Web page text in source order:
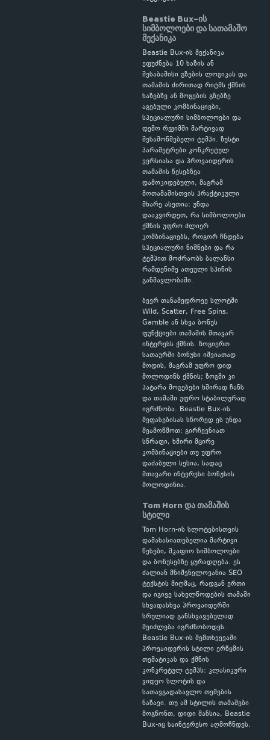
Beastie Bux-ის
სიმბოლოები და სათამაშო
მექანიკა
Beastie Bux-ის მექანიკა
ეფუძნება 10 ხაზის ან
შესაბამისი გზების ლოგიკას და
თამაშის ძირითად რიტმს ქმნის
ხაზებზე ან მოგების გზებზე
აგებული კომბინაციები,
სპეციალური სიმბოლოები და
დემო რეჟიმში მარტივად
შესამოწმებელი ტემპი. ზუსტი
პარამეტრები კონკრეტულ
ვერსიასა და პროვაიდერის
თამაშის წესებზეა
დამოკიდებული, მაგრამ
მოთამაშისთვის პრაქტიკული
მხარე ასეთია: უნდა
დააკვირდეთ, რა სიმბოლოები
ქმნის უფრო ძლიერ
კომბინაციებს, როგორ ჩნდება
სპეციალური ნიშნები და რა
ტემპით მოძრაობს ბალანსი
რამდენიმე ათეული სპინის
განმავლობაში.
ბევრ თანამედროვე სლოტში
Wild, Scatter, Free Spins,
Gamble ან სხვა ბონუს
ფუნქციები თამაშის მთავარ
ინტერესს ქმნის. ზოგიერთ
სათაურში ბონუსი იშვიათად
მოდის, მაგრამ უფრო დიდ
მოლოდინს ქმნის; ზოგში კი
პატარა მოგებები ხშირად ჩანს
და თამაში უფრო სტაბილურად
იგრძნობა. Beastie Bux-ის
შეფასებისას სწორედ ეს უნდა
შეამოწმოთ: გირჩევნიათ
სწრაფი, ხშირი მცირე
კომბინაციები თუ უფრო
დაძაბული სესია, სადაც
მთავარი ინტერესი ბონუსის
მოლოდინია.
Tom Horn და თამაშის
სტილი
Tom Horn-ის სლოტებისთვის
დამახასიათებელია მარტივი
წესები, მკაფიო სიმბოლოები
და ბონუსებზე ყურადღება. ეს
ძალიან მნიშვნელოვანია SEO
ტექსტის მიღმაც, რადგან ერთი
და იგივე სახელწოდების თამაში
სხვადასხვა პროვაიდერში
სრულიად განსხვავებულად
შეიძლება იგრძნობოდეს.
Beastie Bux-ის შემთხვევაში
პროვაიდერის სტილი ერწყმის
თემატიკას და ქმნის
კონკრეტულ ტემპს: კლასიკური
ვიდეო სლოტის და
სათავგადასავლო თემების
ნაზავი. თუ ამ სტილის თამაშები
მოგწონთ, დიდი შანსია, Beastie
Bux-იც საინტერესო აღმოჩნდეს.